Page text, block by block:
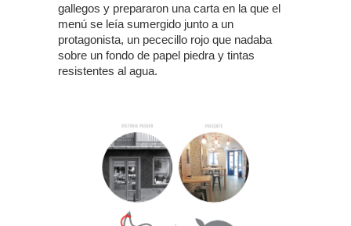
gallegos y prepararon una carta en la que el
menú se leía sumergido junto a un
protagonista, un pececillo rojo que nadaba
sobre un fondo de papel piedra y tintas
resistentes al agua.